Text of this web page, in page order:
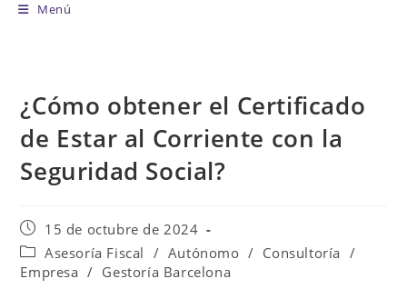
Menú
¿Cómo obtener el Certificado
de Estar al Corriente con la
Seguridad Social?
Publicación
de
la
entrada:
15 de octubre de 2024
Categoría
de
Asesoría Fiscal / Autónomo / Consultoría /
Empresa / Gestoría Barcelona